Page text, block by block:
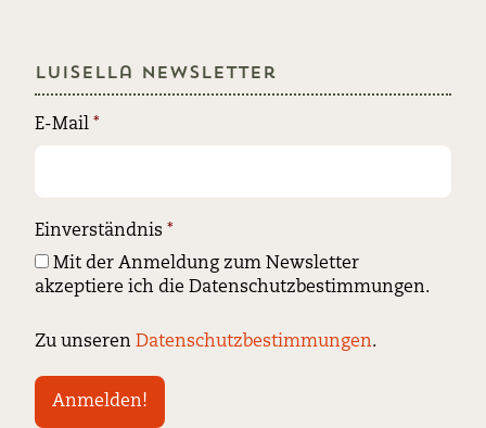
Luisella Newsletter
E-Mail *
Einverständnis *
Mit der Anmeldung zum Newsletter
akzeptiere ich die Datenschutzbestimmungen.
Zu unseren Datenschutzbestimmungen.